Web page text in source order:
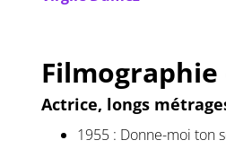
Filmographie
Actrice, longs
1955 : Donne-moi ton